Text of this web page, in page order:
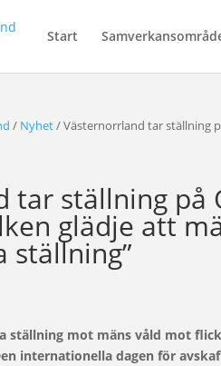
Start
/ Nyhet/Västernorrland tar ställning
tar ställning på
glädje att
ställning”
ställning mot mäns våld mot
internationella dagen för